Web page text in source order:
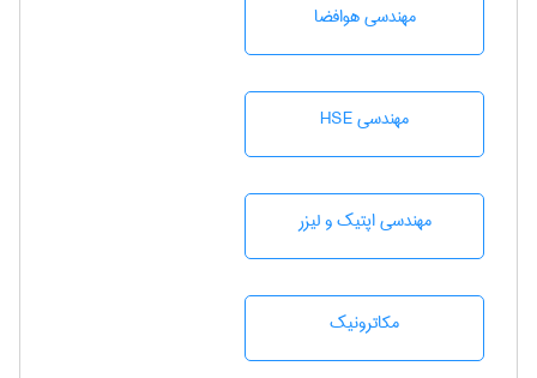
مهندسی هوافضا
مهندسی HSE
مهندسی اپتیک و لیزر
مکاترونیک